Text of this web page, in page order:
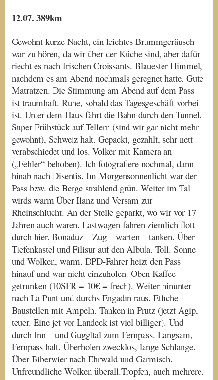
12.07. 389km
Gewohnt kurze Nacht, ein leichtes Brummgeräusch
war zu hören, da wir über der Küche sind, aber dafür
riecht es nach frischen Croissants. Blauester Himmel,
nachdem es am Abend nochmals geregnet hatte. Gute
Matratzen. Die Stimmung am Abend auf dem Pass
ist traumhaft. Ruhe, sobald das Tagesgeschäft vorbei
ist. Unter dem Haus fährt die Bahn durch den Tunnel.
Super Frühstück auf Tellern (sind wir gar nicht mehr
gewohnt), Schweiz halt. Gepackt, gezahlt, sehr nett
verabschiedet und los. Volker mit Kamera an
(„Fehler“ behoben). Ich fotografiere nochmal, dann
hinab nach Disentis. Im Morgensonnenlicht war der
Pass bzw. die Berge strahlend grün. Weiter im Tal
wirds warm Über Ilanz und Versam zur
Rheinschlucht. An der Stelle geparkt, wo wir vor 17
Jahren auch waren. Lastwagen fahren ziemlich flott
durch hier. Bonaduz – Zug – warten – tanken. Über
Tiefenkastel und Filisur auf den Albula. Toll. Sonne
und Wolken, warm. DPD-Fahrer heizt den Pass
hinauf und war nicht einzuholen. Oben Kaffee
getrunken (10SFR = 10€ = frech). Weiter hinunter
nach La Punt und durchs Engadin raus. Etliche
Baustellen mit Ampeln. Tanken in Prutz (jetzt Agip,
teuer. Eine jet vor Landeck ist viel billiger). Und
durch Inn – und Guggltal zum Fernpass. Langsam,
Fernpass halt. Überholen zwecklos, lange Schlange.
Über Biberwier nach Ehrwald und Garmisch.
Unfreundliche Wolken überall.Tropfen, auch mehrere.